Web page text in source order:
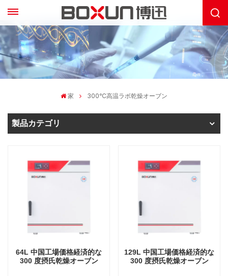
家 300℃高温ラボ乾燥オーブン
製品カテゴリ
64L 中国工場価格経済的な
300 度摂氏乾燥オーブン
129L 中国工場価格経済的な
300 度摂氏乾燥オーブン